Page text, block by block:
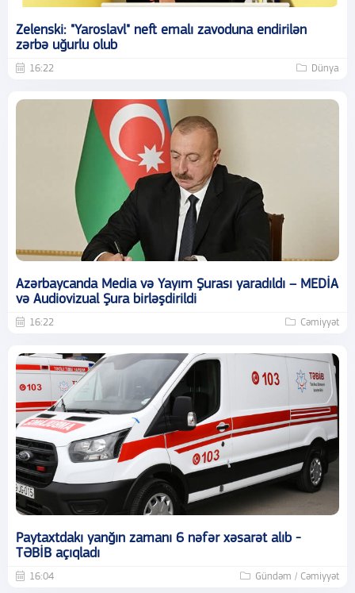
Zelenski: "Yaroslavl" neft emalı zavoduna endirilən
zərbə uğurlu olub
16:22 Dünya
Azərbaycanda Media və Yayım Şurası yaradıldı – MEDİA
və Audiovizual Şura birləşdirildi
16:22 Cəmiyyət
Paytaxtdakı yanğın zamanı 6 nəfər xəsarət alıb -
TƏBİB açıqladı
16:04 Gündəm / Cəmiyyət